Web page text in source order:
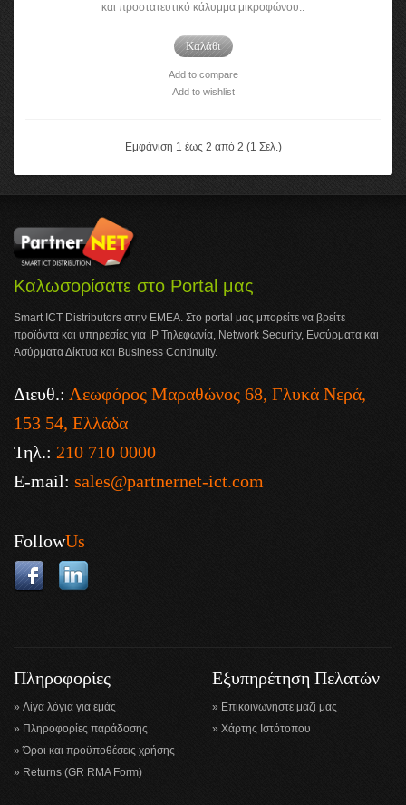
και προστατευτικό κάλυμμα μικροφώνου..
Καλάθι
Add to compare
Add to wishlist
Εμφάνιση 1 έως 2 από 2 (1 Σελ.)
Καλωσορίσατε στο Portal μας
Smart ICT Distributors στην ΕΜΕΑ. Στο portal μας μπορείτε να βρείτε
προϊόντα και υπηρεσίες για IP Τηλεφωνία, Network Security, Ενσύρματα και
Ασύρματα Δίκτυα και Business Continuity.
Διευθ.: Λεωφόρος Μαραθώνος 68, Γλυκά Νερά,
153 54, Ελλάδα
Τηλ.: 210 710 0000
E-mail: sales@partnernet-ict.com
FollowUs
Πληροφορίες
Λίγα λόγια για εμάς
Πληροφορίες παράδοσης
Όροι και προϋποθέσεις χρήσης
Returns (GR RMA Form)
Εξυπηρέτηση Πελατών
Επικοινωνήστε μαζί μας
Χάρτης Ιστότοπου